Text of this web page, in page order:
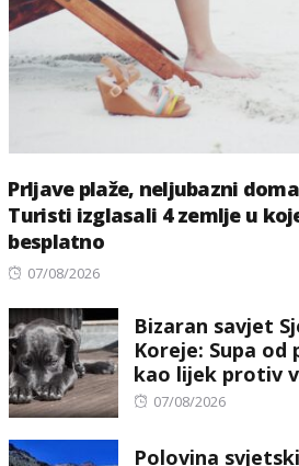
Prljave plaže, neljubazni
Turisti izglasali 4 zemlje u
besplatno
Posted
07/08/2026
Bizaran savjet
Koreje: Supa od
kao lijek protiv
Posted
07/08/2026
Polovina